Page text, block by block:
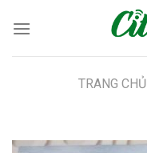
TRANG CHỦ